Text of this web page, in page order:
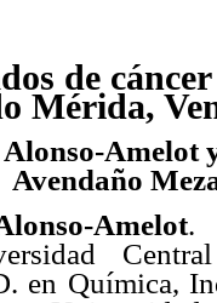
de
Mérida,
Amelot
Avendaño
Amelot.
en Química,